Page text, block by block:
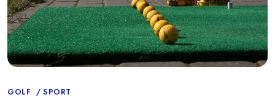
Categories
GOLF SPORT